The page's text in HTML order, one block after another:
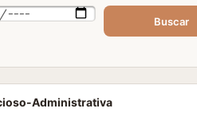
Buscar
Administrativa